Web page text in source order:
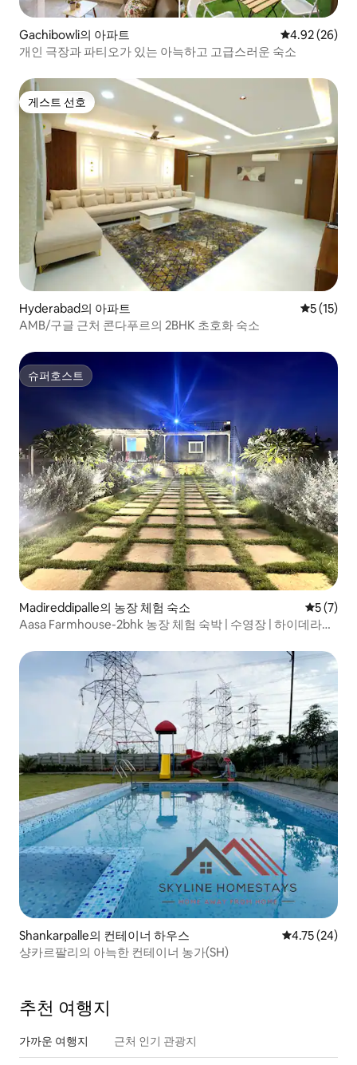
Gachibowli의 아파트 평점 4.92점(5
4.92 (26)
개인 극장과 파티오가 있는 아늑하고 고급스러운 숙소
게스트 선호
게스트 선호
Hyderabad의 아파트 평점 5점
5 (15)
AMB/구글 근처 콘다푸르의 2BHK 초호화 숙소
슈퍼호스트
슈퍼호스트
Madireddipalle의 농장 체험 숙소 평점 5점
5 (7)
Aasa Farmhouse-2bhk 농장 체험 숙박 | 수영장 | 하이데라바
Shankarpalle의 컨테이너 하우스 평점 4.75점
4.75 (24)
샹카르팔리의 아늑한 컨테이너 농가(SH)
추천 여행지
가까운 여행지 근처 인기 관광지